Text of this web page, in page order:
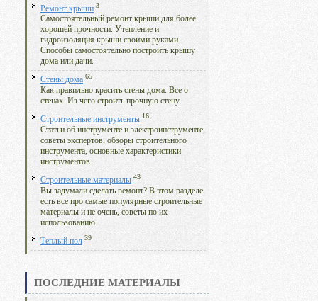
Ремонт крыши 3
Самостоятельный ремонт крыши для более
хорошей прочности. Утепление и
гидроизоляция крыши своими руками.
Способы самостоятельно построить крышу
дома или дачи.
Стены дома 65
Как правильно красить стены дома. Все о
стенах. Из чего строить прочную стену.
Строительные инструменты 16
Статьи об инструменте и электроинструменте,
советы экспертов, обзоры строительного
инструмента, основные характеристики
инструментов.
Строительные материалы 43
Вы задумали сделать ремонт? В этом разделе
есть все про самые популярные строительные
материалы и не очень, советы по их
использованию.
Теплый пол 39
ПОСЛЕДНИЕ МАТЕРИАЛЫ